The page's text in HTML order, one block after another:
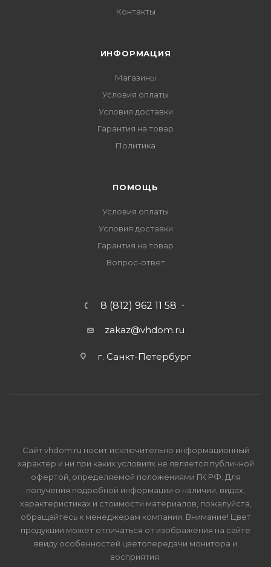
Контакты
ИНФОРМАЦИЯ
Магазины
Условия оплаты
Условия доставки
Гарантия на товар
Политика
ПОМОЩЬ
Условия оплаты
Условия доставки
Гарантия на товар
Вопрос-ответ
8 (812) 962 11 58
zakaz@vhdom.ru
г. Санкт-Петербург
Сайт vhdom.ru носит исключительно информационный
характер и ни при каких условиях не является публичной
офертой, определяемой положениями ГК РФ. Для
получения подробной информации о наличии, видах,
характеристиках и стоимости материалов, пожалуйста,
обращайтесь к менеджерам компании. Внимание! Цвет
продукции может отличаться от изображения на сайте
ввиду особенностей цветопередачи монитора и
восприятия.